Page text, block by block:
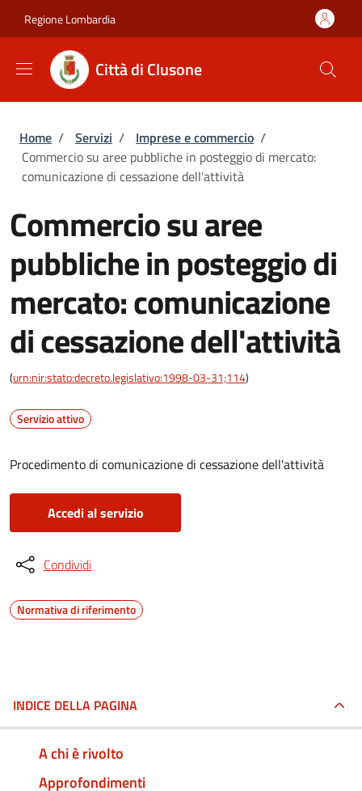
Regione Lombardia
Città di Clusone
Briciole di pane
Home / Servizi / Imprese e commercio /
Commercio su aree pubbliche in posteggio di mercato:
comunicazione di cessazione dell'attività
Commercio su aree
pubbliche in posteggio di
mercato: comunicazione
di cessazione dell'attività
(urn:nir:stato:decreto.legislativo:1998-03-31;114)
Servizio attivo
Procedimento di comunicazione di cessazione dell'attività
Accedi al servizio
Condividi
Normativa di riferimento
INDICE DELLA PAGINA
A chi è rivolto
Approfondimenti